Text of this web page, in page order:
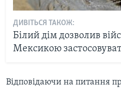
ДИВІТЬСЯ ТАКОЖ:
Білий дім дозволив
Мексикою
Відповідаючи на питання